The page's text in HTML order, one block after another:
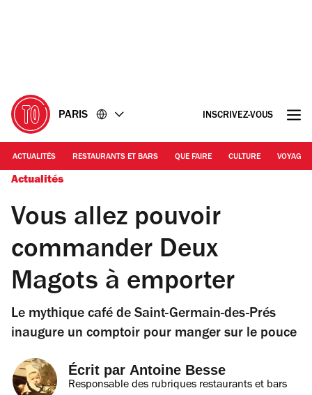
PARIS INSCRIVEZ-VOUS
ACTUALITÉS RESTAURANTS ET BARS QUE FAIRE CULTURE VOYAGE
Actualités
Vous allez pouvoir
commander Deux
Magots à emporter
Le mythique café de Saint-Germain-des-Prés
inaugure un comptoir pour manger sur le pouce
Écrit par Antoine Besse
Responsable des rubriques restaurants et bars